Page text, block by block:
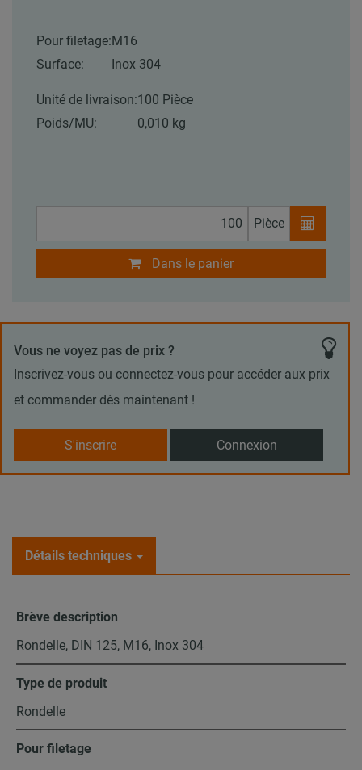
Pour filetage:M16
Surface:
Inox 304
Unité de livraison:100 Pièce
Poids/MU:
0,010 kg
Pièce
Dans le panier
Vous ne voyez pas de prix ?
Inscrivez-vous ou connectez-vous pour accéder aux prix
et commander dès maintenant !
S'inscrire Connexion
Détails techniques
Brève description
Rondelle, DIN 125, M16, Inox 304
Type de produit
Rondelle
Pour filetage